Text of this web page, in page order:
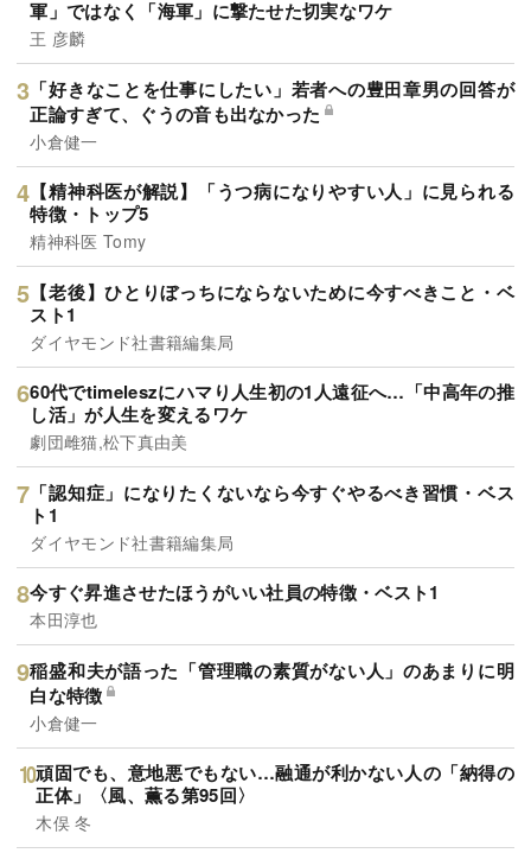
軍」ではなく「海軍」に撃たせた切実なワケ
王 彦麟
「好きなことを仕事にしたい」若者への豊田章男の回答が
正論すぎて、ぐうの音も出なかった
小倉健一
【精神科医が解説】「うつ病になりやすい人」に見られる
特徴・トップ5
精神科医 Tomy
【老後】ひとりぼっちにならないために今すべきこと・ベ
スト1
ダイヤモンド社書籍編集局
60代でtimeleszにハマり人生初の1人遠征へ…「中高年の推
し活」が人生を変えるワケ
劇団雌猫,松下真由美
「認知症」になりたくないなら今すぐやるべき習慣・ベス
ト1
ダイヤモンド社書籍編集局
今すぐ昇進させたほうがいい社員の特徴・ベスト1
本田淳也
稲盛和夫が語った「管理職の素質がない人」のあまりに明
白な特徴
小倉健一
頑固でも、意地悪でもない…融通が利かない人の「納得の
正体」〈風、薫る第95回〉
木俣 冬